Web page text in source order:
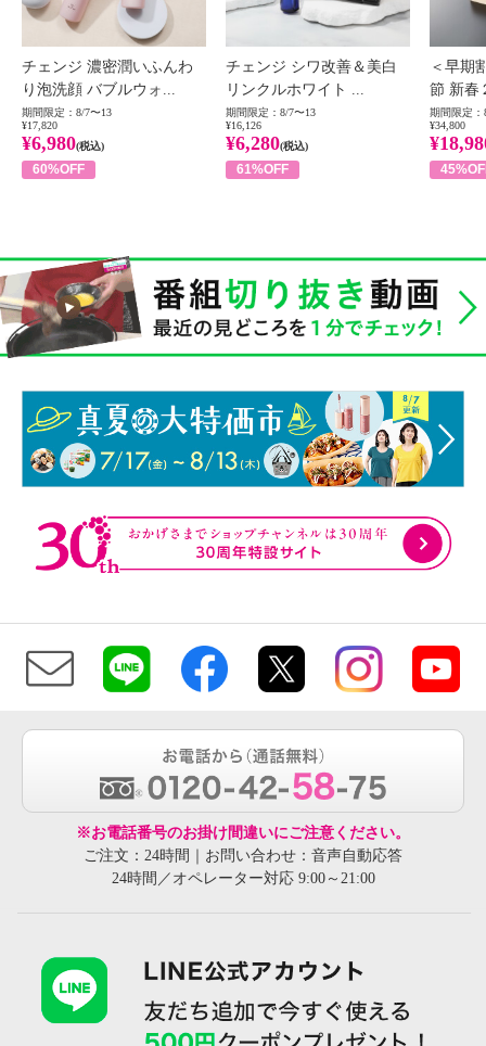
チェンジ 濃密潤いふんわ
り泡洗顔 バブルウォ...
期間限定：8/7〜13
¥17,820
¥6,980(税込)
60%OFF
チェンジ シワ改善＆美白
リンクルホワイト ...
期間限定：8/7〜13
¥16,126
¥6,280(税込)
61%OFF
＜早期
節 新春
期間限定：
¥34,800
※お電話番号のお掛け間違いにご注意ください。
ご注文：24時間｜お問い合わせ：音声自動応答
24時間／オペレーター対応 9:00～21:00